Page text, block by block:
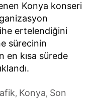
Konya konseri
ertelendiğini
sürecinin
en kısa sürede
, Konya, Son